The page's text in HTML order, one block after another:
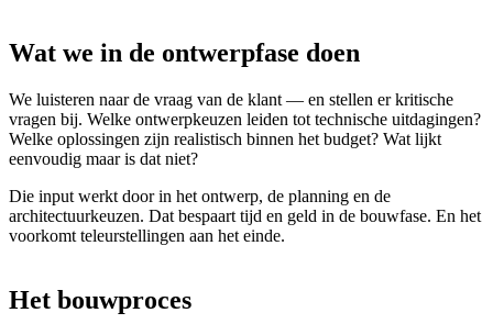
Wat we in de ontwerpfase doen
We luisteren naar de vraag van de klant — en stellen er kritische
vragen bij. Welke ontwerpkeuzen leiden tot technische uitdagingen?
Welke oplossingen zijn realistisch binnen het budget? Wat lijkt
eenvoudig maar is dat niet?
Die input werkt door in het ontwerp, de planning en de
architectuurkeuzen. Dat bespaart tijd en geld in de bouwfase. En het
voorkomt teleurstellingen aan het einde.
Het bouwproces